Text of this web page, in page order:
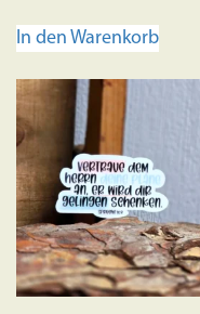
In den Warenkorb